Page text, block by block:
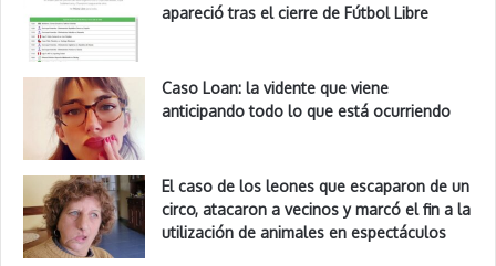
apareció tras el cierre de Fútbol Libre
Caso Loan: la vidente que viene
anticipando todo lo que está ocurriendo
El caso de los leones que escaparon de un
circo, atacaron a vecinos y marcó el fin a la
utilización de animales en espectáculos